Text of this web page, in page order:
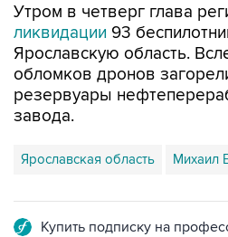
Утром в четверг глава
ликвидации 93
Ярославскую область.
обломков дронов
резервуары
завода.
Ярославская область Михаил
Купить подписку на